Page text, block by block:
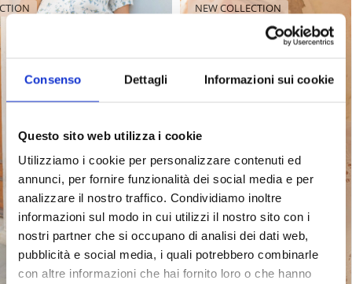
Consenso Dettagli Informazioni sui cookie
Questo sito web utilizza i cookie
Utilizziamo i cookie per personalizzare contenuti ed
annunci, per fornire funzionalità dei social media e per
analizzare il nostro traffico. Condividiamo inoltre
informazioni sul modo in cui utilizzi il nostro sito con i
nostri partner che si occupano di analisi dei dati web,
pubblicità e social media, i quali potrebbero combinarle
con altre informazioni che hai fornito loro o che hanno
NEW COLLECTION